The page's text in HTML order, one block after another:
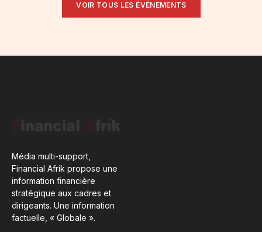
VOIR TOUS LES ÉVÉNEMENTS
Média multi-support,
Financial Afrik propose une
information financière
stratégique aux cadres et
dirigeants. Une information
factuelle, « Globale ».